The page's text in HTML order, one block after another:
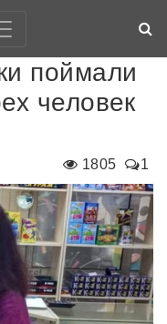
поймали
человек
1805 1